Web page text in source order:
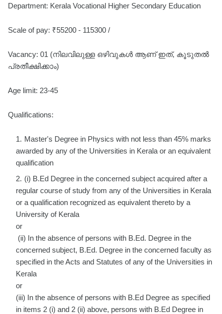
Department: Kerala Vocational Higher Secondary Education
Scale of pay: ₹55200 - 115300 /
Vacancy: 01 (നിലവിലുള്ള ഒഴിവുകൾ ആണ് ഇത്, കൂടുതൽ
പ്രതീക്ഷിക്കാം)
Age limit: 23-45
Qualifications:
Master's Degree in Physics with not less than 45% marks
awarded by any of the Universities in Kerala or an equivalent
qualification
(i) B.Ed Degree in the concerned subject acquired after a
regular course of study from any of the Universities in Kerala
or a qualification recognized as equivalent thereto by a
University of Kerala
or
(ii) In the absence of persons with B.Ed. Degree in the
concerned subject, B.Ed. Degree in the concerned faculty as
specified in the Acts and Statutes of any of the Universities in
Kerala
or
(iii) In the absence of persons with B.Ed Degree as specified
in items 2 (i) and 2 (ii) above, persons with B.Ed Degree in